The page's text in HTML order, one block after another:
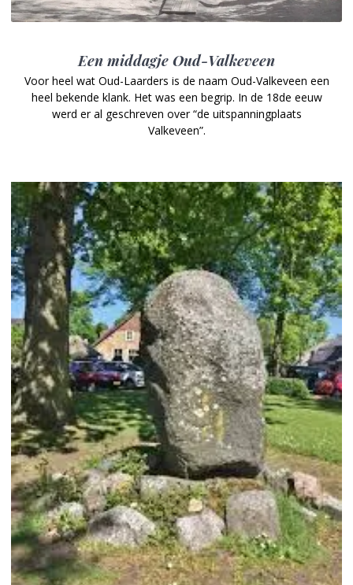
Een middagje Oud-Valkeveen
Voor heel wat Oud-Laarders is de naam Oud-Valkeveen een
heel bekende klank. Het was een begrip. In de 18de eeuw
werd er al geschreven over “de uitspanningplaats
Valkeveen”.